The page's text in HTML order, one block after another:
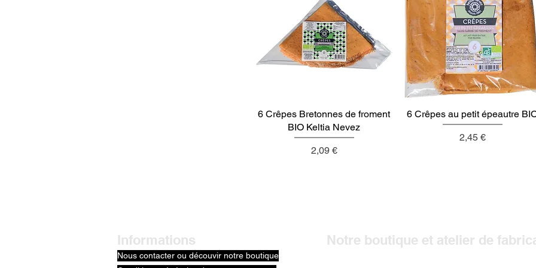
Aperçu rapide
6 Crêpes Bretonnes de froment
BIO Keltia Nevez
Prix
2,09 €
Aperçu rapide
6 Crêpes au petit épeautre
Prix
2,45 €
Informations
Nous contacter ou découvir notre boutique
Notre boutique et atelier de